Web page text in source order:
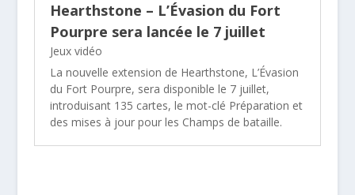
Hearthstone – L’Évasion du Fort
Pourpre sera lancée le 7 juillet
Jeux vidéo
La nouvelle extension de Hearthstone, L’Évasion
du Fort Pourpre, sera disponible le 7 juillet,
introduisant 135 cartes, le mot-clé Préparation et
des mises à jour pour les Champs de bataille.